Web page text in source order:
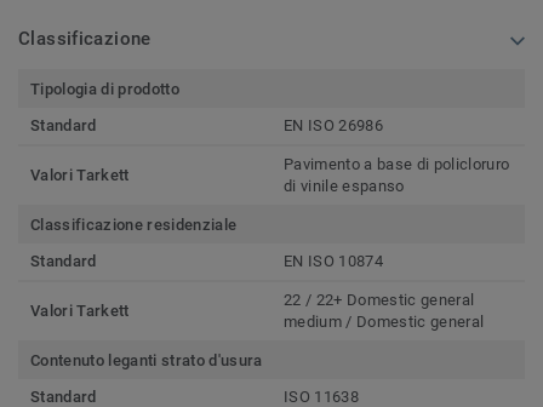
Classificazione
Tipologia di prodotto
Standard
EN ISO 26986
Valori Tarkett
Pavimento a base di policloruro
di vinile espanso
Classificazione residenziale
Standard
EN ISO 10874
Valori Tarkett
22 / 22+ Domestic general
medium / Domestic general
Contenuto leganti strato d'usura
Standard
ISO 11638